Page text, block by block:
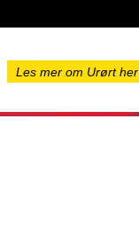
Les mer om Urørt her